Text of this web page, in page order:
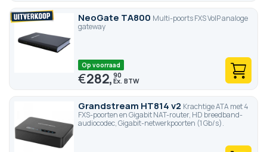
NeoGate TA800 Multi-poorts FXS VoIP analoge
gateway
Op voorraad
€282,90
Grandstream HT814 v2 Krachtige ATA met 4
FXS-poorten en Gigabit NAT-router, HD breedband-
audiocodec, Gigabit-netwerkpoorten (1 Gb/s).